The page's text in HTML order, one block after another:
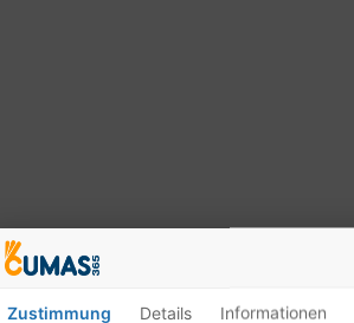
Zustimmung Details Informationen